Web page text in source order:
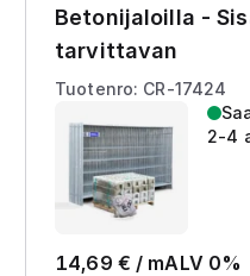
Betonijaloilla -
tarvittavan
Tuotenro: CR-17424
2-4
14,69 € / mALV 0%